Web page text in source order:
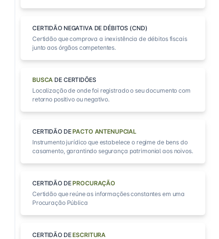
CERTIDÃO NEGATIVA DE DÉBITOS (CND)
Certidão que comprova a inexistência de débitos fiscais
junto aos órgãos competentes.
BUSCA DE CERTIDÕES
Localização de onde foi registrado o seu documento com
retorno positivo ou negativo.
CERTIDÃO DEPACTO ANTENUPCIAL
Instrumento jurídico que estabelece o regime de bens do
casamento, garantindo segurança patrimonial aos noivos.
CERTIDÃO DEPROCURAÇÃO
Certidão que reúne as informações constantes em uma
Procuração Pública
CERTIDÃO DEESCRITURA